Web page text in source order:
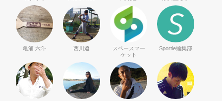
亀浦 六斗 西川遼
スペースマー
ケット
Sportie編集部